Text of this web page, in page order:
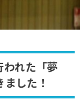
れた「夢
した！